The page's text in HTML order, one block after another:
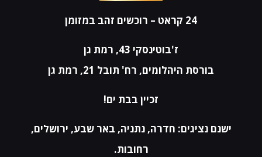
24 קראט – רוכשים זהב במזומן
ז'בוטינסקי 43, רמת גן
בורסת היהלומים, רח' תובל 21, רמת גן
זכיין בבת ים!
ישנם נציגים: חדרה, נתניה, באר שבע, ירושלים,
רחובות.